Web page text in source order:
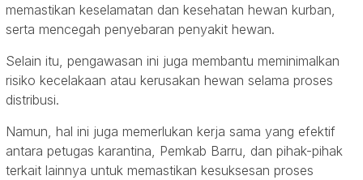
memastikan keselamatan dan kesehatan hewan kurban,
serta mencegah penyebaran penyakit hewan.
Selain itu, pengawasan ini juga membantu meminimalkan
risiko kecelakaan atau kerusakan hewan selama proses
distribusi.
Namun, hal ini juga memerlukan kerja sama yang efektif
antara petugas karantina, Pemkab Barru, dan pihak-pihak
terkait lainnya untuk memastikan kesuksesan proses